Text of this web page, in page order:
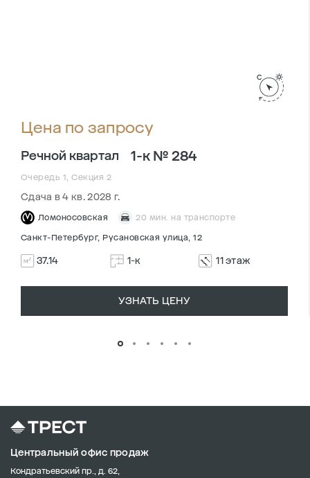
Цена по запросу
Речной квартал 1-к № 284
Очередь 1, Секция 2
Сдача в 4 кв. 2028 г.
Ломоносовская 20 мин. на транспорте
Санкт-Петербург, Русановская улица, 12
37.14 1-к 11 этаж
УЗНАТЬ ЦЕНУ
Центральный офис продаж
Кондратьевский пр., д. 62,